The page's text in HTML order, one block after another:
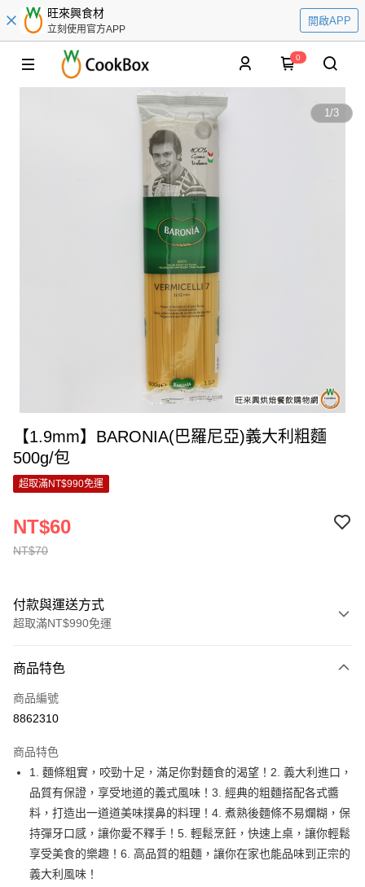
旺來興食材
立刻使用官方APP
開啟APP
0
1/3
【1.9mm】BARONIA(巴羅尼亞)義大利粗麵
500g/包
超取滿NT$990免運
NT$70
NT$60
付款與運送方式
超取滿NT$990免運
信用卡一次付款
超商取貨付款
Apple Pay
街口支付
悠遊付
全盈+PAY
商品特色
商品編號
8862310
商品特色
1. 麵條粗實，咬勁十足，滿足你對麵食的渴望！2. 義大利進口，
品質有保證，享受地道的義式風味！3. 經典的粗麵搭配各式醬
料，打造出一道道美味撲鼻的料理！4. 煮熟後麵條不易爛糊，保
持彈牙口感，讓你愛不釋手！5. 輕鬆烹飪，快速上桌，讓你輕鬆
享受美食的樂趣！6. 高品質的粗麵，讓你在家也能品味到正宗的
義大利風味！